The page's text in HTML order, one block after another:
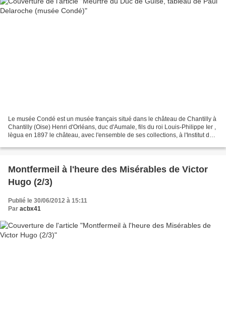
Le musée Condé est un musée français situé dans le château de Chantilly à
Chantilly (Oise) Henri d'Orléans, duc d'Aumale, fils du roi Louis-Philippe Ier ,
lègua en 1897 le château, avec l'ensemble de ses collections, à l'Institut de
Montfermeil à l'heure des Misérables de Victor
Hugo (2/3)
Publié le 30/06/2012 à 15:11
Par acbx41